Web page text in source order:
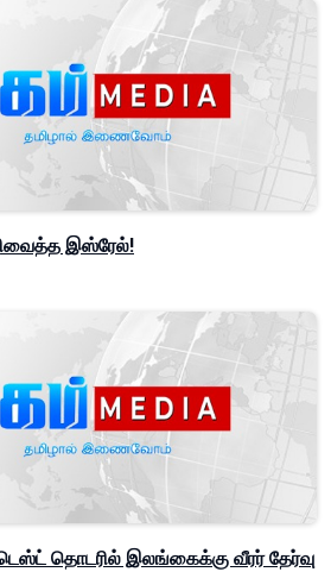
இஸ்ரேல்!
டெஸ்ட் தொடரில் இலங்கைக்கு வீரர் தேர்வு